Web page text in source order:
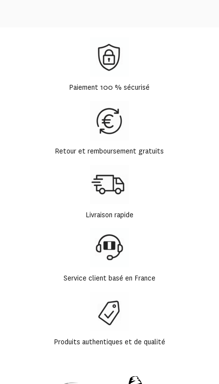
Paiement 100 % sécurisé
Retour et remboursement gratuits
Livraison rapide
Service client basé en France
Produits authentiques et de qualité